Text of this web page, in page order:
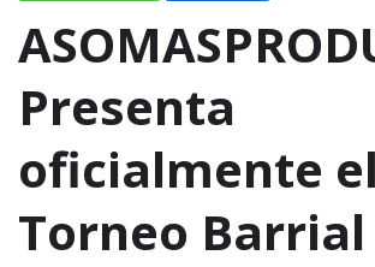
Presenta
oficialmente
Torneo Barrial